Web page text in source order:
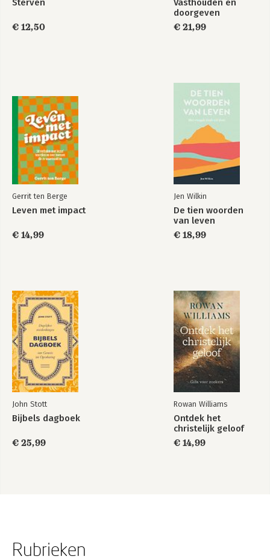
Sterven
€ 12,50
Vasthouden en
doorgeven
€ 21,99
Gerrit ten Berge
Leven met impact
€ 14,99
Jen Wilkin
De tien woorden
van leven
€ 18,99
John Stott
Bijbels dagboek
€ 25,99
Rowan Williams
Ontdek het
christelijk geloof
€ 14,99
Rubrieken